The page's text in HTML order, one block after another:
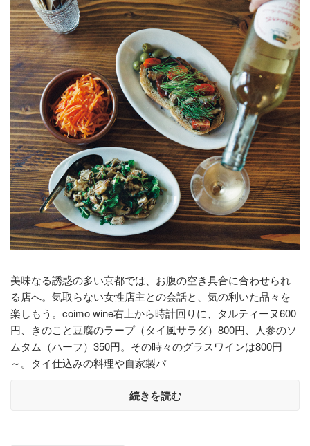
美味なる誘惑の多い京都では、お腹の空き具合に合わせられ
る店へ。気取らない女性店主との会話と、気の利いた品々を
楽しもう。coimo wine右上から時計回りに、タルティーヌ600
円、きのこと豆腐のラープ（タイ風サラダ）800円、人参のソ
ムタム（ハーフ）350円。その時々のグラスワインは800円
～。タイ仕込みの料理や自家製パ
続きを読む